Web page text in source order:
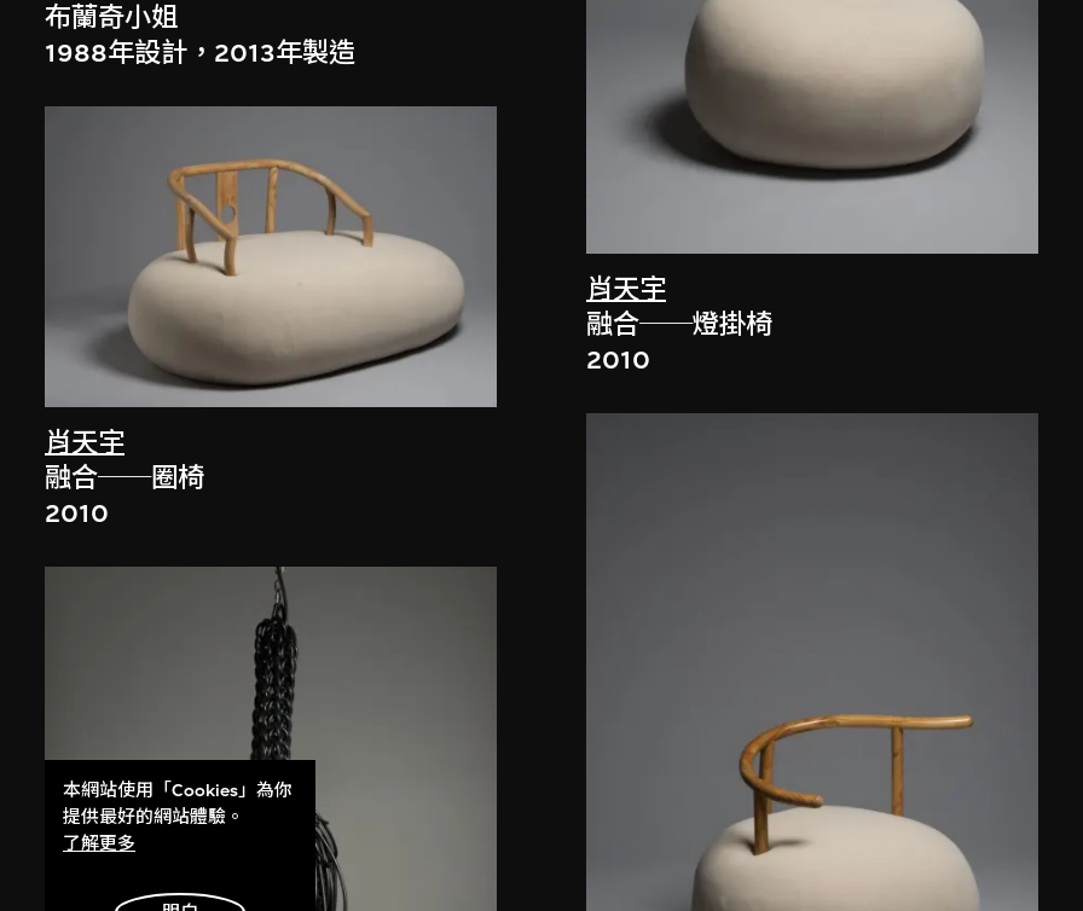
布蘭奇小姐
1988年設計，2013年製造
肖天宇
融合──圈椅
2010
肖天宇
融合──燈掛椅
2010
本網站使用「Cookies」為你
提供最好的網站體驗。
了解更多